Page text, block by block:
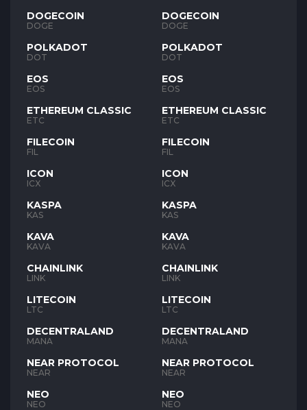
DOGECOIN
DOGE
POLKADOT
DOT
EOS
EOS
ETHEREUM CLASSIC
ETC
FILECOIN
FIL
ICON
ICX
KASPA
KAS
KAVA
KAVA
CHAINLINK
LINK
LITECOIN
LTC
DECENTRALAND
MANA
NEAR PROTOCOL
NEAR
NEO
NEO
DOGECOIN
DOGE
POLKADOT
DOT
EOS
EOS
ETHEREUM CLASSIC
ETC
FILECOIN
FIL
ICON
ICX
KASPA
KAS
KAVA
KAVA
CHAINLINK
LINK
LITECOIN
LTC
DECENTRALAND
MANA
NEAR PROTOCOL
NEAR
NEO
NEO